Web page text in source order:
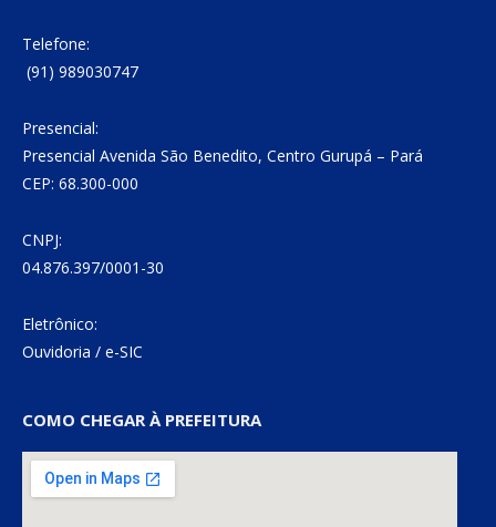
Telefone:
(91) 989030747
Presencial:
Presencial Avenida São Benedito, Centro Gurupá – Pará
CEP: 68.300-000
CNPJ:
04.876.397/0001-30
Eletrônico:
Ouvidoria / e-SIC
COMO CHEGAR À PREFEITURA